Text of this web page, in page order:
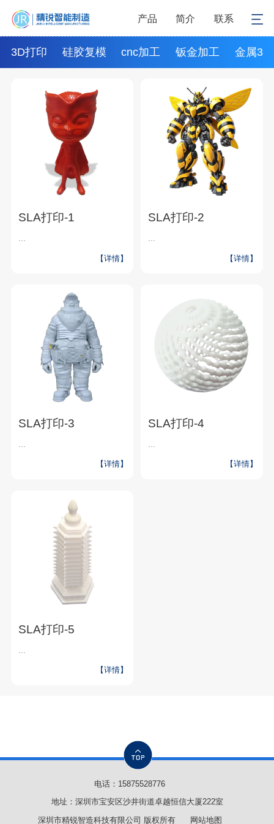
产品 简介 联系
3D打印 硅胶复模 cnc加工 钣金加工 金属3d
SLA打印-1
...
【详情】
SLA打印-2
...
【详情】
SLA打印-3
【详情】
SLA打印-4
【详情】
SLA打印-5
【详情】
电话： 15875528776
地址：深圳市宝安区沙井街道卓越恒信大厦222室
深圳市精锐智造科技有限公司 版权所有
网站地图